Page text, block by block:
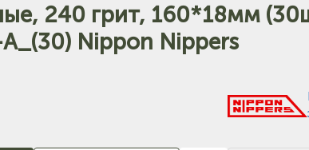
240 грит, 160*18мм
Nippon Nippers